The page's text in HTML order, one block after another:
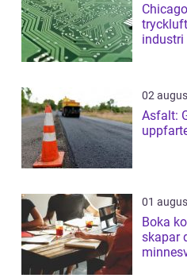
industri
02
Asfalt:
01
Boka
skapar